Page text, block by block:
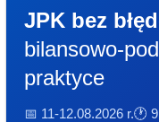
JPK bez
bilansowo-
praktyce
📅 11-12.08.2026 r.🕐